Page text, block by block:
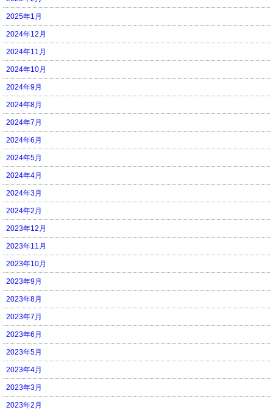
2025年1月
2024年12月
2024年11月
2024年10月
2024年9月
2024年8月
2024年7月
2024年6月
2024年5月
2024年4月
2024年3月
2024年2月
2023年12月
2023年11月
2023年10月
2023年9月
2023年8月
2023年7月
2023年6月
2023年5月
2023年4月
2023年3月
2023年2月